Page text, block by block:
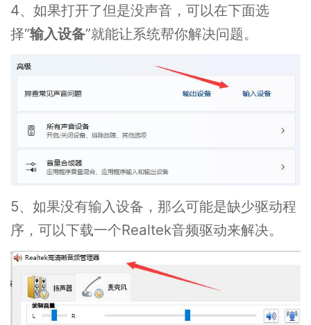
4、如果打开了但是没声音，可以在下面选
择“输入设备”就能让系统帮你解决问题。
5、如果没有输入设备，那么可能是缺少驱动程
序，可以下载一个Realtek音频驱动来解决。